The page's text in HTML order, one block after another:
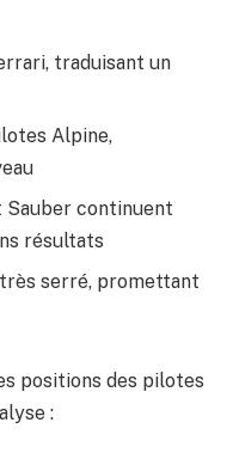
traduisant un
Alpine,
Sauber continuent
résultats
serré, promettant
positions des pilotes
: